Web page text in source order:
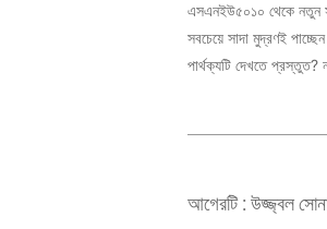
এসএনইউ৫০১০ থেকে নতুন
সবচেয়ে সাদা মুদ্রণই
পার্থক্যটি দেখতে
আগেরটি : উজ্জ্বল